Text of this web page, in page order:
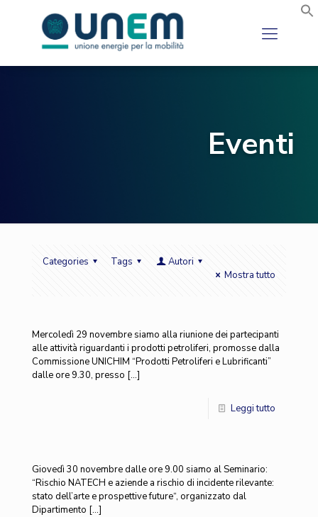
Eventi
Categories Tags
Autori
Mostra tutto
Mercoledì 29 novembre siamo alla riunione dei partecipanti
alle attività riguardanti i prodotti petroliferi, promosse dalla
Commissione UNICHIM “Prodotti Petroliferi e Lubrificanti”
dalle ore 9.30, presso […]
Leggi tutto
Giovedì 30 novembre dalle ore 9.00 siamo al Seminario:
“Rischio NATECH e aziende a rischio di incidente rilevante:
stato dell’arte e prospettive future“, organizzato dal
Dipartimento […]